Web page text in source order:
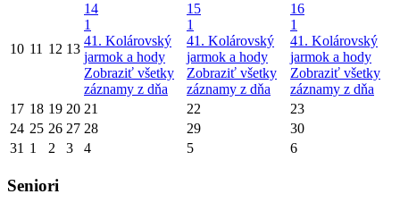
10 11 12 13
14
1
41. Kolárovský
jarmok a hody
Zobraziť všetky
záznamy z dňa
15
1
41. Kolárovský
jarmok a hody
Zobraziť všetky
záznamy z dňa
16
1
41. Kolárovský
jarmok a hody
Zobraziť všetky
záznamy z dňa
17 18 19 20 21 22
23
24 25 26 27 28 29
30
31 1 2 3 4 5 6
Seniori